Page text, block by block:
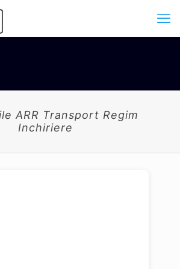
ARR Transport Regim
Inchiriere